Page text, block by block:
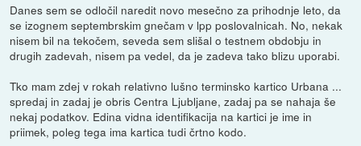
Danes sem se odločil naredit novo mesečno za prihodnje leto, da
se izognem septembrskim gnečam v lpp poslovalnicah. No, nekak
nisem bil na tekočem, seveda sem slišal o testnem obdobju in
drugih zadevah, nisem pa vedel, da je zadeva tako blizu uporabi.
Tko mam zdej v rokah relativno lušno terminsko kartico Urbana ...
spredaj in zadaj je obris Centra Ljubljane, zadaj pa se nahaja še
nekaj podatkov. Edina vidna identifikacija na kartici je ime in
priimek, poleg tega ima kartica tudi črtno kodo.